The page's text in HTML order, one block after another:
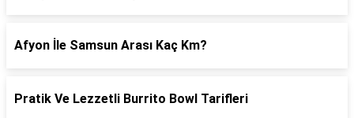
Afyon İle Samsun Arası Kaç Km?
Pratik Ve Lezzetli Burrito Bowl Tarifleri